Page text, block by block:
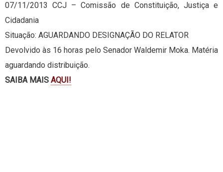
07/11/2013 CCJ – Comissão de Constituição, Justiça e
Cidadania
Situação: AGUARDANDO DESIGNAÇÃO DO RELATOR
Devolvido às 16 horas pelo Senador Waldemir Moka. Matéria
aguardando distribuição.
SAIBA MAIS AQUI!